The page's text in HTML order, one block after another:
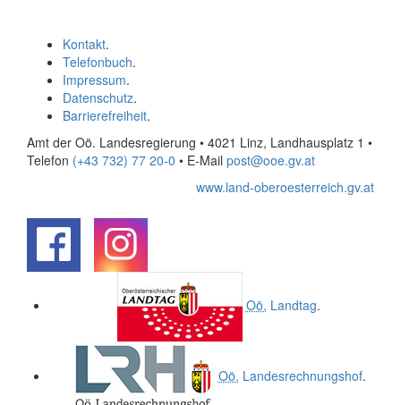
Kontakt.
Telefonbuch.
Impressum.
Datenschutz.
Barrierefreiheit.
Amt der Oö. Landesregierung • 4021 Linz, Landhausplatz 1 •
Telefon (+43 732) 77 20-0 • E-Mail post@ooe.gv.at
www.land-oberoesterreich.gv.at
Oö. Landtag.
Oö. Landesrechnungshof.